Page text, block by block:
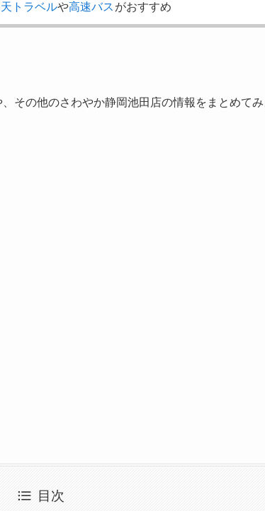
トラベルや高速バス がおすすめ
その他のさわやか静岡池田店の情報をまとめて
目次